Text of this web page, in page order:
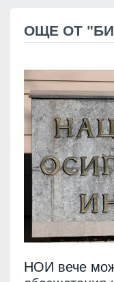
ОЩЕ ОТ
НОИ вече